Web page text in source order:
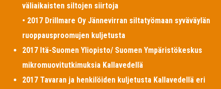
väliaikaisten siltojen siirtoja
• 2017 Drillmare Oy Jännevirran siltatyömaan syväväylän
ruoppausproomujen kuljetusta
2017 Itä-Suomen Yliopisto/ Suomen Ympäristökeskus
mikromuovitutkimuksia Kallavedellä
2017 Tavaran ja henkilöiden kuljetusta Kallavedellä eri